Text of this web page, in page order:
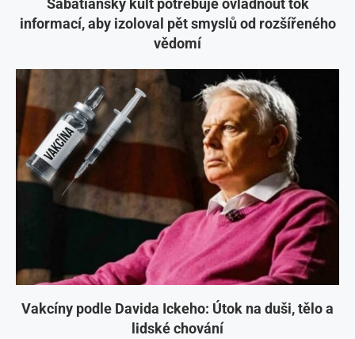
Sabatiánský kult potřebuje ovládnout tok
informací, aby izoloval pět smyslů od rozšířeného
vědomí
Vakcíny podle Davida Ickeho: Útok na duši, tělo a
lidské chování